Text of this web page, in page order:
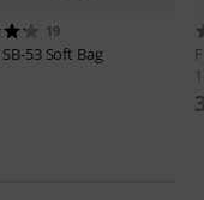
19
SB-53 Soft Bag